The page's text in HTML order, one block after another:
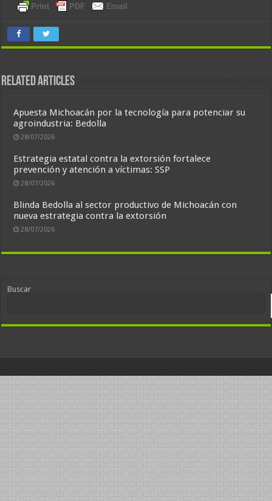
Related Articles
Apuesta Michoacán por la tecnología para potenciar su
agroindustria: Bedolla
28/07/2026
Estrategia estatal contra la extorsión fortalece
prevención y atención a víctimas: SSP
28/07/2026
Blinda Bedolla al sector productivo de Michoacán con
nueva estrategia contra la extorsión
28/07/2026
Buscar